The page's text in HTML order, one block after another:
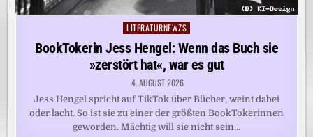
Posted
LITERATURNEWZS
BookTokerin Jess Hengel: Wenn das Buch sie
»zerstört hat«, war es gut
4. AUGUST 2026
Jess Hengel spricht auf TikTok über Bücher, weint dabei
oder lacht. So ist sie zu einer der größten BookTokerinnen
geworden. Mächtig will sie nicht sein…